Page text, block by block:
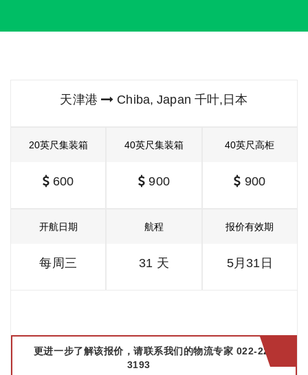
天津港 Chiba, Japan 千叶,日本
20英尺集装箱
600
40英尺集装箱
900
40英尺高柜
900
开航日期
每周三
航程
31 天
报价有效期
5月31日
更进一步了解该报价，请联系我们的物流专家 022-2299
3193